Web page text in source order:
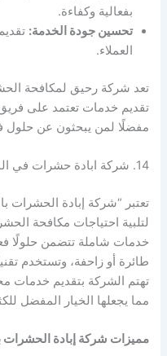
بفعالية وكفاءة.
تحسين جودة الخدمة:
العملاء.
تعد شركة رحيق لمكافحة
تقديم خدمات تعتمد على
مفضلًا لمن يبحثون عن حلول
14. شركة ابادة حشرات في المنيا
تعتبر “شركة إبادة الحشرات
لتلبية احتياجات مكافحة
خدمات شاملة تتضمن حلولًا
طائرة أو زاحفة، وتستخدم
تهتم الشركة بتقديم
مما يجعلها الخيار المفضل
مميزات شركة إبادة الحشرات